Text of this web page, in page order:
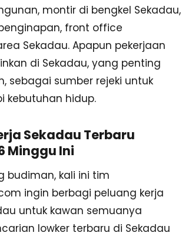
montir di bengkel Sekadau,
front office
Sekadau. Apapun pekerjaan
di Sekadau, yang penting
sebagai sumber rejeki untuk
kebutuhan hidup.
Sekadau Terbaru
Minggu Ini
budiman, kali ini tim
ingin berbagi peluang kerja
untuk kawan semuanya
lowker terbaru di Sekadau